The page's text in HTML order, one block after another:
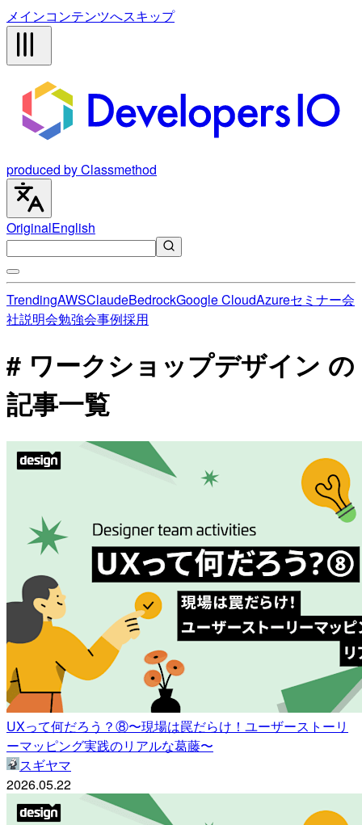
メインコンテンツへスキップ
produced by Classmethod
OriginalEnglish
TrendingAWSClaudeBedrockGoogle CloudAzureセミナー会
社説明会勉強会事例採用
# ワークショップデザイン の
記事一覧
UXって何だろう？⑧〜現場は罠だらけ！ユーザーストーリ
ーマッピング実践のリアルな葛藤〜
スギヤマ
2026.05.22